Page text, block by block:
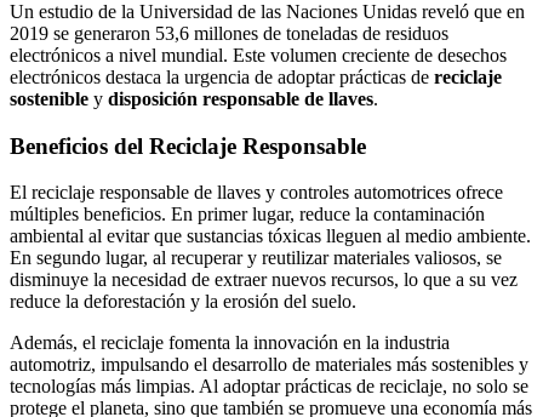
Un estudio de la Universidad de las Naciones Unidas reveló que en
2019 se generaron 53,6 millones de toneladas de residuos
electrónicos a nivel mundial. Este volumen creciente de desechos
electrónicos destaca la urgencia de adoptar prácticas de reciclaje
sostenible y disposición responsable de llaves.
Beneficios del Reciclaje Responsable
El reciclaje responsable de llaves y controles automotrices ofrece
múltiples beneficios. En primer lugar, reduce la contaminación
ambiental al evitar que sustancias tóxicas lleguen al medio ambiente.
En segundo lugar, al recuperar y reutilizar materiales valiosos, se
disminuye la necesidad de extraer nuevos recursos, lo que a su vez
reduce la deforestación y la erosión del suelo.
Además, el reciclaje fomenta la innovación en la industria
automotriz, impulsando el desarrollo de materiales más sostenibles y
tecnologías más limpias. Al adoptar prácticas de reciclaje, no solo se
protege el planeta, sino que también se promueve una economía más